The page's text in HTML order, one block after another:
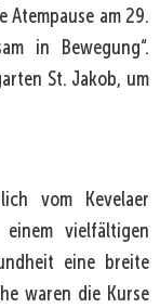
Atempause am 29.
in Bewegung“.
St. Jakob, um
vom Kevelaer
vielfältigen
eine breite
waren die Kurse